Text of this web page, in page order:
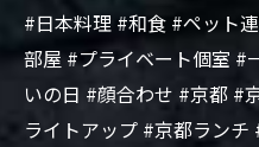
#日本料理 #和食 #ペット
部屋 #プライベート個室 #
いの日 #顔合わせ #京都 #
ライトアップ #京都ラン